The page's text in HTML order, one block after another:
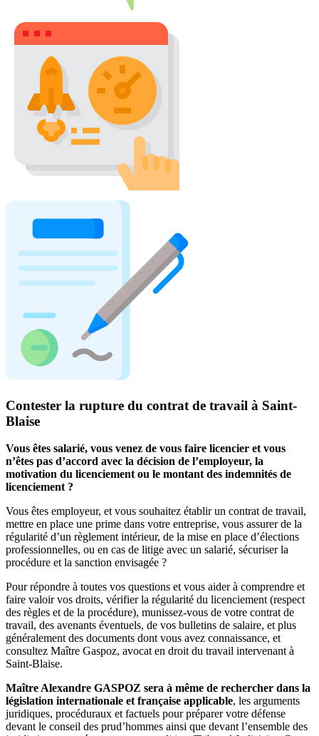
Contester la rupture du contrat de travail à Saint-
Blaise
Vous êtes salarié, vous venez de vous faire licencier et vous
n’êtes pas d’accord avec la décision de l’employeur, la
motivation du licenciement ou le montant des indemnités de
licenciement ?
Vous êtes employeur, et vous souhaitez établir un contrat de travail,
mettre en place une prime dans votre entreprise, vous assurer de la
régularité d’un règlement intérieur, de la mise en place d’élections
professionnelles, ou en cas de litige avec un salarié, sécuriser la
procédure et la sanction envisagée ?
Pour répondre à toutes vos questions et vous aider à comprendre et
faire valoir vos droits, vérifier la régularité du licenciement (respect
des règles et de la procédure), munissez-vous de votre contrat de
travail, des avenants éventuels, de vos bulletins de salaire, et plus
généralement des documents dont vous avez connaissance, et
consultez Maître Gaspoz, avocat en droit du travail intervenant à
Saint-Blaise.
Maître Alexandre GASPOZ sera à même de rechercher dans la
législation internationale et française applicable, les arguments
juridiques, procéduraux et factuels pour préparer votre défense
devant le conseil des prud’hommes ainsi que devant l’ensemble des